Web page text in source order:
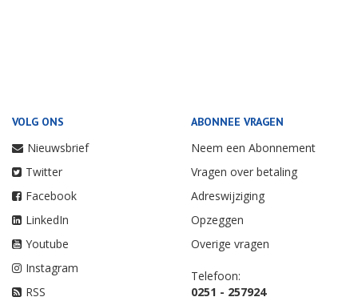
VOLG ONS
Nieuwsbrief
Twitter
Facebook
LinkedIn
Youtube
Instagram
RSS
ABONNEE VRAGEN
Neem een Abonnement
Vragen over betaling
Adreswijziging
Opzeggen
Overige vragen
Telefoon:
0251 - 257924